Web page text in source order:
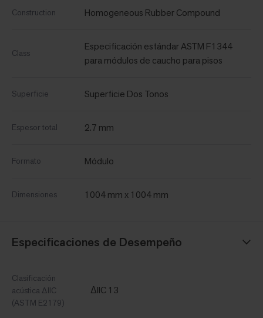
Construction Homogeneous Rubber Compound
Class
Especificación estándar ASTM F1344
para módulos de caucho para pisos
Superficie Superficie Dos Tonos
Espesor total 2.7 mm
Formato Módulo
Dimensiones 1004 mm x 1004 mm
Especificaciones de Desempeño
Clasificación
acústica ∆IIC
(ASTM E2179)
ΔIIC 13